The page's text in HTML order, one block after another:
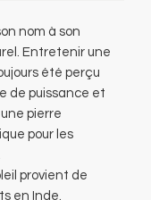
nom à son
Entretenir une
été perçu
de puissance et
pierre
pour les
provient de
en Inde.